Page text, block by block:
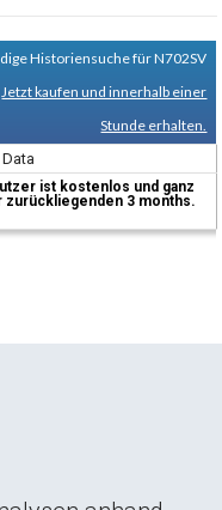
Historiensuche für N702SV
Jetzt kaufen und innerhalb einer
Stunde erhalten.
ist kostenlos und ganz
zurückliegenden 3 months.